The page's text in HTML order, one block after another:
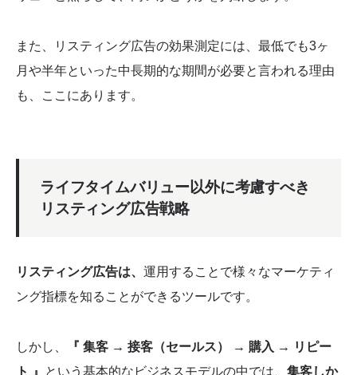
また、リスティング広告の効果測定には、最低でも3ヶ
月や半年といった中長期的な期間が必要と言われる理由
も、ここにあります。
ライフタイムバリュー以外に考慮すべき
リスティング広告戦略
リスティング広告は、 運用することで様々なマーケティ
ング指標を知ることができるツールです。
しかし、
『 集客 → 接客（セールス） → 購入 → リピー
ト 』
という基本的なビジネスモデルの中では、 集客しか